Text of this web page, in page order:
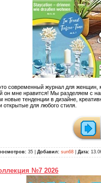
современный журнал для женщин,
он мне нравится! Мы разделяем с
тенденции в дизайне,
открытые для любого стиля.
35 | Добавил: sun68 Дата:
№7 2026